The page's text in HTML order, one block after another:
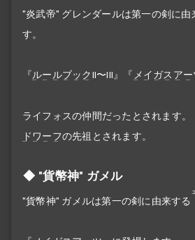
"炎武帝" グレンダールは第一の剣に由
す。
『ルールブックII〜III』『 メイガスアー
ライフォスの仲間だったとされます。
ドワーフの先祖とされます。
"貨幣神" ガメル
"貨幣神" ガメルは第一の剣に由来する